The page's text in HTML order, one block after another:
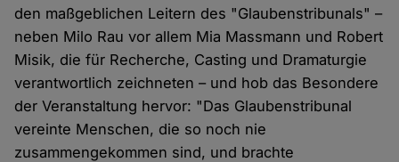
den maßgeblichen Leitern des "Glaubenstribunals" –
neben Milo Rau vor allem Mia Massmann und Robert
Misik, die für Recherche, Casting und Dramaturgie
verantwortlich zeichneten – und hob das Besondere
der Veranstaltung hervor: "Das Glaubenstribunal
vereinte Menschen, die so noch nie
zusammengekommen sind, und brachte